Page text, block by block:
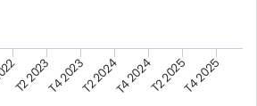
T2 2023T4 2023T2 2024T4 2024T2 2025T4 2025